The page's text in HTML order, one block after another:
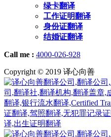
绿卡翻译
工作证明翻译
身份证翻译
结婚证翻译
Call me : 4000-026-928
Copyright © 2019 译心向善